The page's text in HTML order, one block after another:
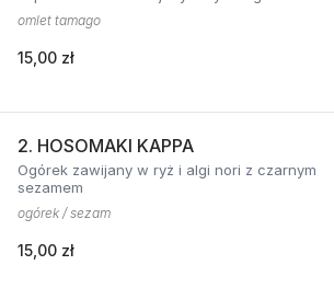
omlet tamago
15,00 zł
2. HOSOMAKI KAPPA
Ogórek zawijany w ryż i algi nori z czarnym
sezamem
ogórek / sezam
15,00 zł